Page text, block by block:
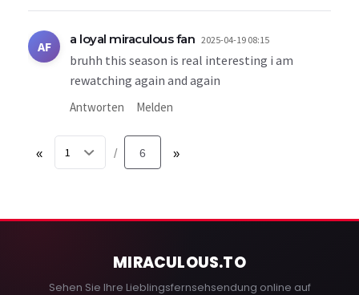
AF a loyal miraculous fan 2025-04-19 08:15
bruhh this season is real interesting i am
rewatching again and again
Antworten Melden
« / 6 »
MIRACULOUS.TO
Sehen Sie Ihre Lieblingsfernsehsendung online auf